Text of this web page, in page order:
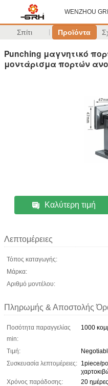
WENZHOU
Σπίτι Προϊόντα
Punching μαγνητικό
μοντάρισμα πορτών
Καλύτερη τιμή
Λεπτομέρειες
Τόπος καταγωγής:
Μάρκα:
Αριθμό μοντέλου:
Πληρωμής & Αποστολής
Ποσότητα παραγγελίας
min:
1000
Τιμή:
Συσκευασία λεπτομέρειες: 1piece/
Χρόνος παράδοσης:
20